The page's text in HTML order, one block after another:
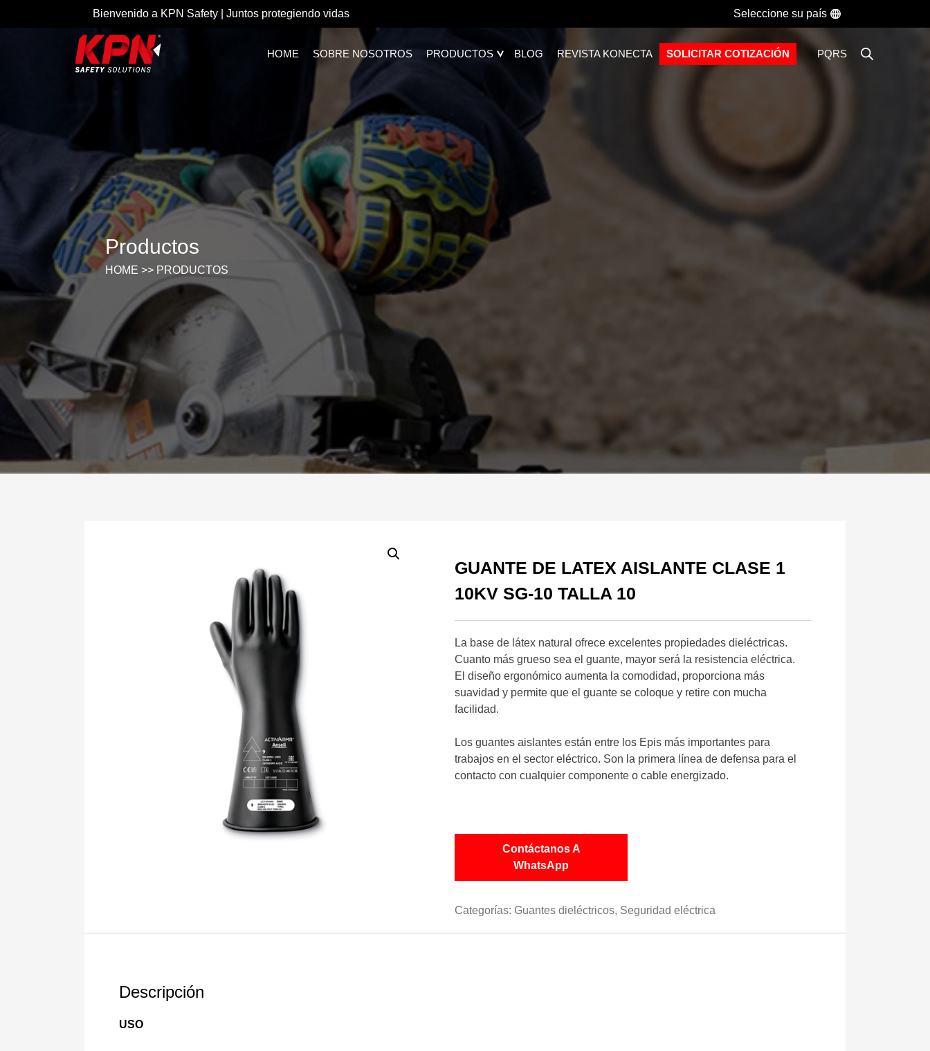
Bienvenido a KPN Safety | Juntos protegiendo vidas Seleccione su país
HOME SOBRE NOSOTROS PRODUCTOS BLOG REVISTA KONECTA SOLICITAR COTIZACIÓN PQRS
Productos
HOME >> PRODUCTOS
GUANTE DE LATEX AISLANTE CLASE 1
10KV SG-10 TALLA 10
La base de látex natural ofrece excelentes propiedades dieléctricas.
Cuanto más grueso sea el guante, mayor será la resistencia eléctrica.
El diseño ergonómico aumenta la comodidad, proporciona más
suavidad y permite que el guante se coloque y retire con mucha
facilidad.
Los guantes aislantes están entre los Epis más importantes para
trabajos en el sector eléctrico. Son la primera línea de defensa para el
contacto con cualquier componente o cable energizado.
Contáctanos A
WhatsApp
Categorías: Guantes dieléctricos, Seguridad eléctrica
Descripción
USO